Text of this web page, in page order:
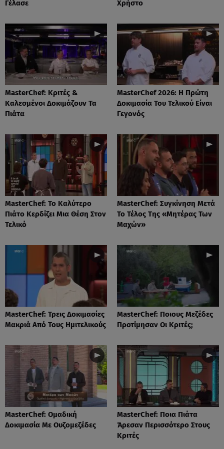
Γέλασε
Χρήστο
MasterChef: Κριτές &
Καλεσμένοι Δοκιμάζουν Τα
Πιάτα
MasterChef 2026: Η Πρώτη
Δοκιμασία Του Τελικού Είναι
Γεγονός
MasterChef: Το Καλύτερο
Πιάτο Κερδίζει Μια Θέση Στον
Τελικό
MasterChef: Συγκίνηση Μετά
Το Τέλος Της «Μητέρας Των
Μαχών»
MasterChef: Τρεις Δοκιμασίες
Μακριά Από Τους Ημιτελικούς
MasterChef: Ποιους Μεζέδες
Προτίμησαν Οι Κριτές;
MasterChef: Ομαδική
Δοκιμασία Με Ουζομεζέδες
MasterChef: Ποια Πιάτα
Άρεσαν Περισσότερο Στους
Κριτές